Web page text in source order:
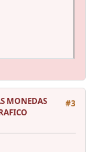
#3
MONEDAS